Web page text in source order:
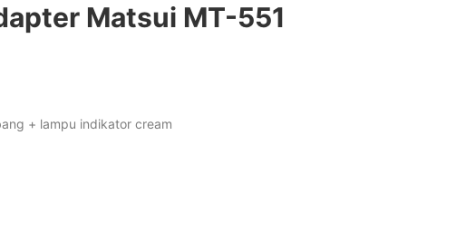
Matsui MT-551
+ lampu indikator cream